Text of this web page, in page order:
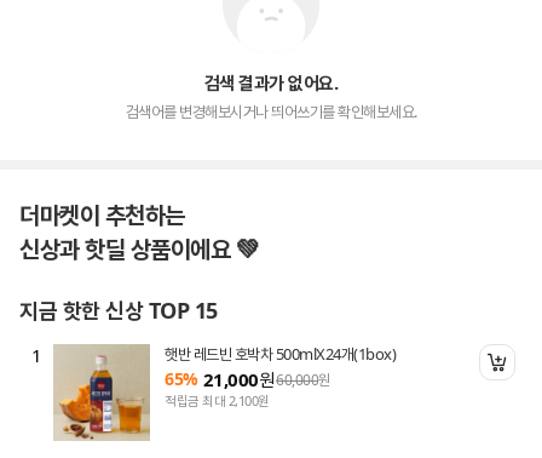
검색 결과가 없어요.
검색어를 변경해보시거나 띄어쓰기를 확인해보세요.
더마켓이 추천하는
신상과 핫딜 상품이에요 💚
지금 핫한 신상 TOP 15
담기
1 햇반 레드빈 호박차 500mlX24개(1box)
65% 21,000원60,000원
적립금 최대 2,100원